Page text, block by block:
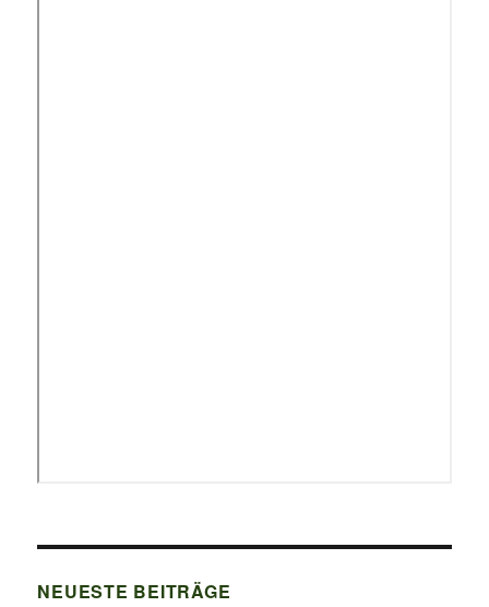
NEUESTE BEITRÄGE